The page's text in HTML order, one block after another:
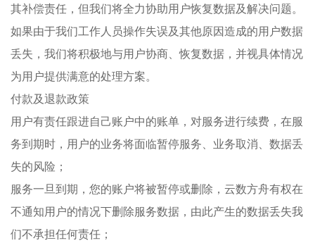
其补偿责任，但我们将全力协助用户恢复数据及解决问题。
如果由于我们工作人员操作失误及其他原因造成的用户数据
丢失，我们将积极地与用户协商、恢复数据，并视具体情况
为用户提供满意的处理方案。
付款及退款政策
用户有责任跟进自己账户中的账单，对服务进行续费，在服
务到期时，用户的业务将面临暂停服务、业务取消、数据丢
失的风险；
服务一旦到期，您的账户将被暂停或删除，云数方舟有权在
不通知用户的情况下删除服务数据，由此产生的数据丢失我
们不承担任何责任；